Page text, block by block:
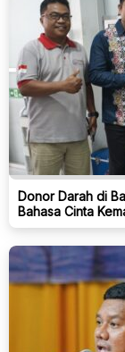
Donor Darah di
Bahasa Cinta